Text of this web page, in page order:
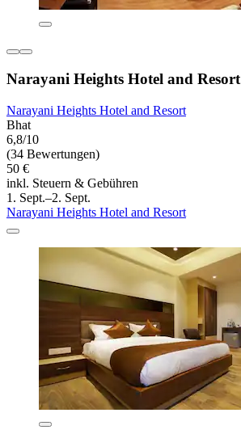
Narayani Heights Hotel and Resort
Narayani Heights Hotel and Resort
Bhat
6,8/10
(34 Bewertungen)
50 €
inkl. Steuern & Gebühren
1. Sept.–2. Sept.
Narayani Heights Hotel and Resort